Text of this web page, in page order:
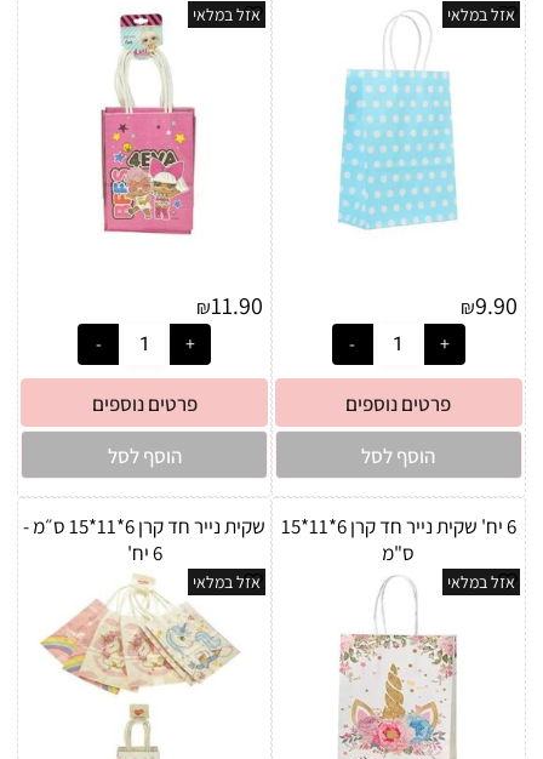
אזל במלאי
₪9.90
פרטים נוספים
הוסף לסל
אזל במלאי
₪11.90
פרטים נוספים
הוסף לסל
6 יח' שקית נייר חד קרן 6*11*15
ס"מ
אזל במלאי
שקית נייר חד קרן 6*11*15 ס״מ -
6 יח'
אזל במלאי